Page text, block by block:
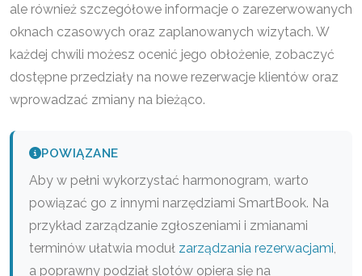
ale również szczegółowe informacje o zarezerwowanych
oknach czasowych oraz zaplanowanych wizytach. W
każdej chwili możesz ocenić jego obłożenie, zobaczyć
dostępne przedziały na nowe rezerwacje klientów oraz
wprowadzać zmiany na bieżąco.
POWIĄZANE
Aby w pełni wykorzystać harmonogram, warto
powiązać go z innymi narzędziami SmartBook. Na
przykład zarządzanie zgłoszeniami i zmianami
terminów ułatwia moduł zarządzania rezerwacjami,
a poprawny podział slotów opiera się na